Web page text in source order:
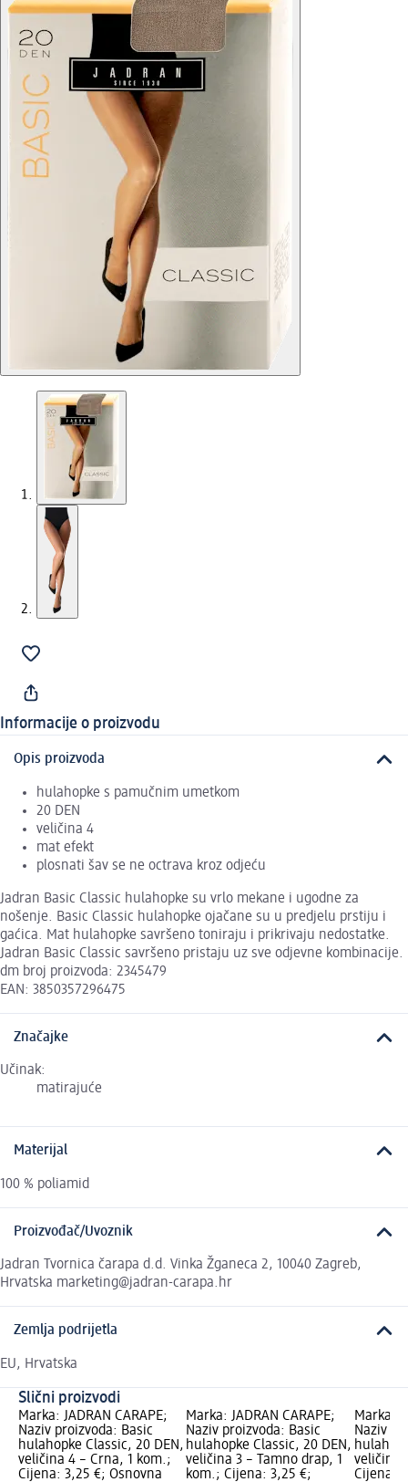
Informacije o proizvodu
Opis proizvoda
hulahopke s pamučnim umetkom
20 DEN
veličina 4
mat efekt
plosnati šav se ne octrava kroz odjeću
Jadran Basic Classic hulahopke su vrlo mekane i ugodne za
nošenje. Basic Classic hulahopke ojačane su u predjelu prstiju i
gaćica. Mat hulahopke savršeno toniraju i prikrivaju nedostatke.
Jadran Basic Classic savršeno pristaju uz sve odjevne kombinacije.
dm broj proizvoda: 2345479
EAN: 3850357296475
Značajke
Učinak:
matirajuće
Materijal
100 % poliamid
Proizvođač/Uvoznik
Jadran Tvornica čarapa d.d. Vinka Žganeca 2, 10040 Zagreb,
Hrvatska marketing@jadran-carapa.hr
Zemlja podrijetla
EU, Hrvatska
Slični proizvodi
Marka: JADRAN ČARAPE;
Naziv proizvoda: Basic
hulahopke Classic, 20 DEN,
veličina 4 – Crna, 1 kom.;
Cijena: 3,25 €; Osnovna
Marka: JADRAN ČARAPE;
Naziv proizvoda: Basic
hulahopke Classic, 20 DEN,
veličina 3 – Tamno drap, 1
kom.; Cijena: 3,25 €;
Marka:
Naziv
veličina
Cijena: